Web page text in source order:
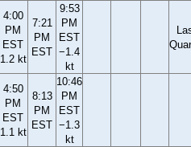
4:00
PM
EST
1.2 kt
7:21
PM
EST
9:53
PM
EST
−1.4
kt
4:50
PM
EST
1.1 kt
8:13
PM
EST
10:46
PM
EST
−1.3
kt